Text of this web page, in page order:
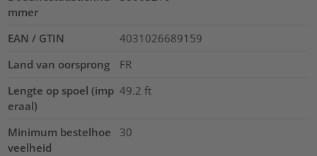
mmer
EAN / GTIN
4031026689159
Land van oorsprong
FR
Lengte op spoel (imp
eraal)
49.2 ft
Minimum bestelhoe
veelheid
30